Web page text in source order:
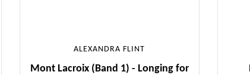
ALEXANDRA FLINT
Mont Lacroix (Band 1) - Longing for